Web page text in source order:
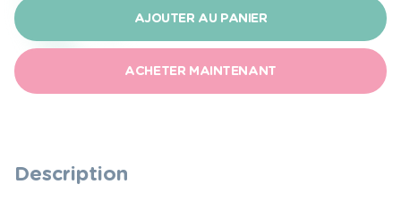
Izipizi
Lunettes
de
soleil
c
AJOUTER AU PANIER
ACHETER MAINTENANT
Description